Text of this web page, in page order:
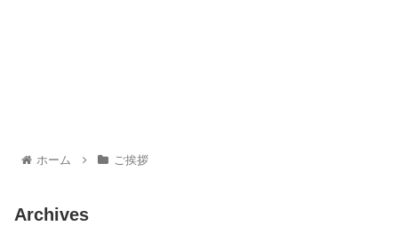
ホーム ご挨拶
Archives